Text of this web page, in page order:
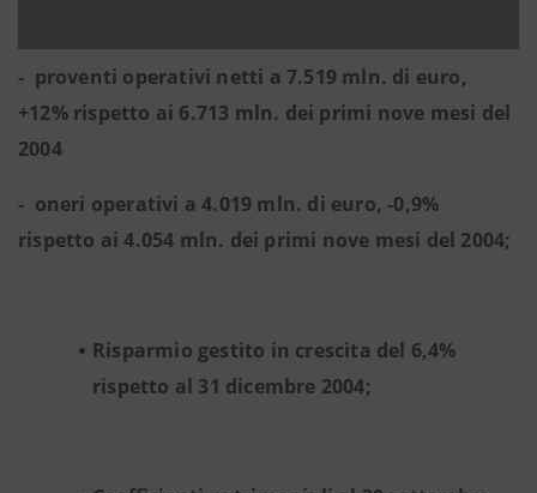
- proventi operativi netti a 7.519 mln. di euro,
+12% rispetto ai 6.713 mln. dei primi nove mesi del
2004
- oneri operativi a 4.019 mln. di euro, -0,9%
rispetto ai 4.054 mln. dei primi nove mesi del 2004;
Risparmio gestito in crescita del 6,4%
rispetto al 31 dicembre 2004;